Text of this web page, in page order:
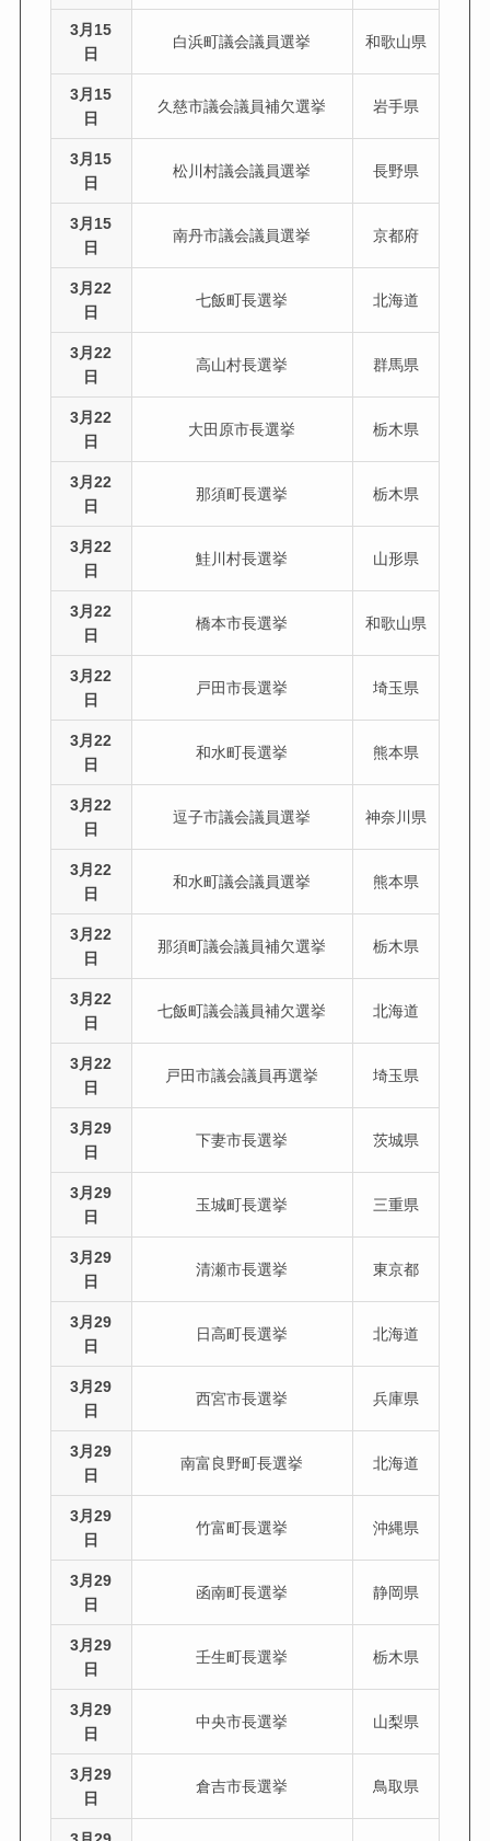
3月15
日
白浜町議会議員選挙 和歌山県
3月15
日
久慈市議会議員補欠選挙 岩手県
3月15
日
松川村議会議員選挙 長野県
3月15
日
南丹市議会議員選挙 京都府
3月22
日
七飯町長選挙 北海道
3月22
日
高山村長選挙 群馬県
3月22
日
大田原市長選挙 栃木県
3月22
日
那須町長選挙 栃木県
3月22
日
鮭川村長選挙 山形県
3月22
日
橋本市長選挙 和歌山県
3月22
日
戸田市長選挙 埼玉県
3月22
日
和水町長選挙 熊本県
3月22
日
逗子市議会議員選挙 神奈川県
3月22
日
和水町議会議員選挙 熊本県
3月22
日
那須町議会議員補欠選挙 栃木県
3月22
日
七飯町議会議員補欠選挙 北海道
3月22
日
戸田市議会議員再選挙 埼玉県
3月29
日
下妻市長選挙 茨城県
3月29
日
玉城町長選挙 三重県
3月29
日
清瀬市長選挙 東京都
3月29
日
日高町長選挙 北海道
3月29
日
西宮市長選挙 兵庫県
3月29
日
南富良野町長選挙 北海道
3月29
日
竹富町長選挙 沖縄県
3月29
日
函南町長選挙 静岡県
3月29
日
壬生町長選挙 栃木県
3月29
日
中央市長選挙 山梨県
3月29
日
倉吉市長選挙 鳥取県